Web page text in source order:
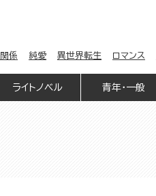
係 純愛 異世界転生 ロマンス
ライトノベル 青年・一般